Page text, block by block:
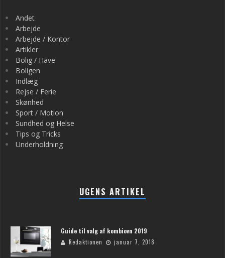
Andet
Arbejde
Arbejde / Kontor
Artikler
Bolig / Have
Boligen
Indlæg
Rejse / Ferie
Skønhed
Sport / Motion
Sundhed og Helse
Tips og Tricks
Underholdning
UGENS ARTIKEL
Guide til valg af kombiovn 2019
Redaktionen januar 7, 2018